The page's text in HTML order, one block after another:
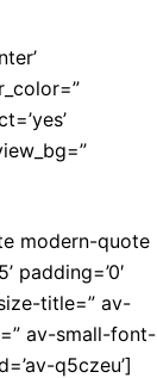
modern-quote
padding=’0′
title=” av-
av-small-font-
q5czeu’]